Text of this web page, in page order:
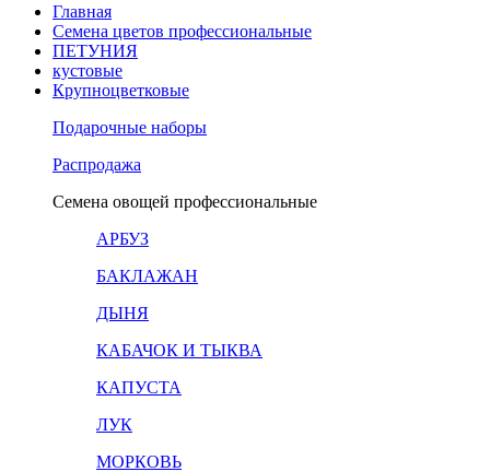
Главная
Семена цветов профессиональные
ПЕТУНИЯ
кустовые
Крупноцветковые
Подарочные наборы
Распродажа
Семена овощей профессиональные
АРБУЗ
БАКЛАЖАН
ДЫНЯ
КАБАЧОК И ТЫКВА
КАПУСТА
ЛУК
МОРКОВЬ